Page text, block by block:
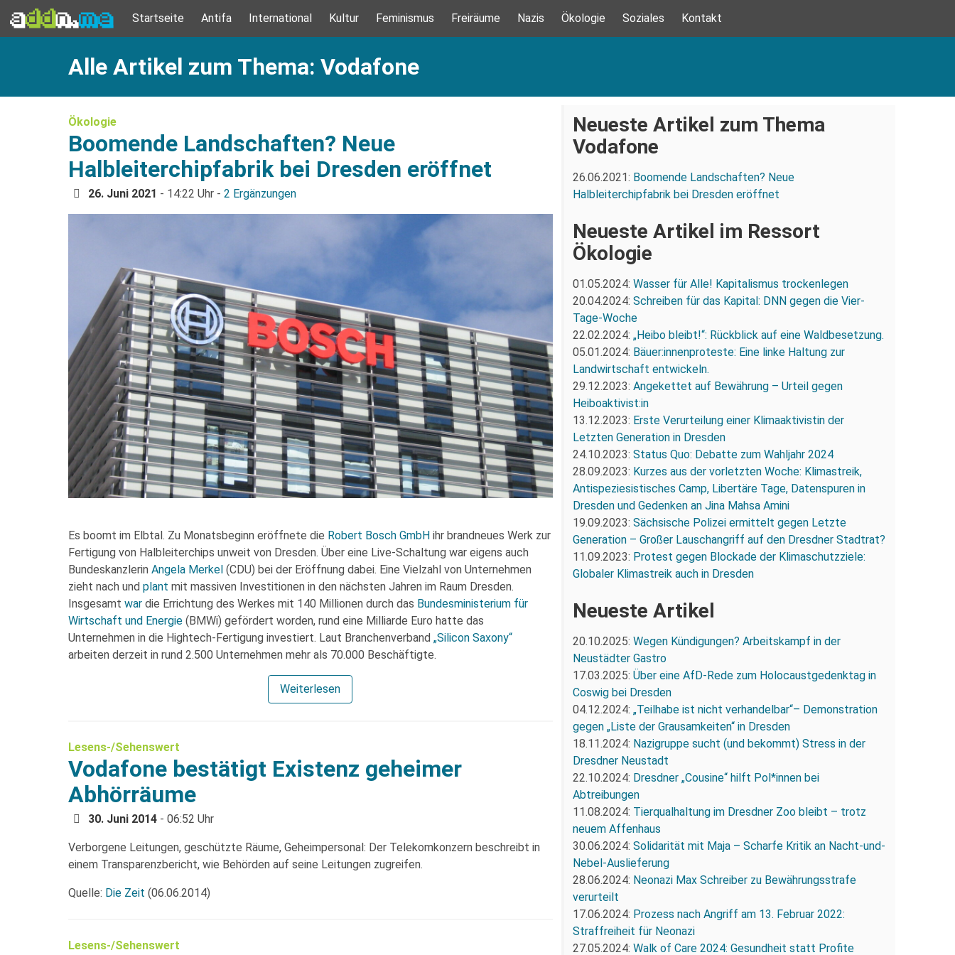
Startseite Antifa International Kultur Feminismus Freiräume Nazis Ökologie Soziales Kontakt
Alle Artikel zum Thema: Vodafone
Ökologie
Boomende Landschaften? Neue
Halbleiterchipfabrik bei Dresden eröffnet
26. Juni 2021 - 14:22 Uhr - 2 Ergänzungen
Es boomt im Elbtal. Zu Monatsbeginn eröffnete die Robert Bosch GmbH ihr brandneues Werk zur
Fertigung von Halbleiterchips unweit von Dresden. Über eine Live-Schaltung war eigens auch
Bundeskanzlerin Angela Merkel (CDU) bei der Eröffnung dabei. Eine Vielzahl von Unternehmen
zieht nach und plant mit massiven Investitionen in den nächsten Jahren im Raum Dresden.
Insgesamt war die Errichtung des Werkes mit 140 Millionen durch das Bundesministerium für
Wirtschaft und Energie (BMWi) gefördert worden, rund eine Milliarde Euro hatte das
Unternehmen in die Hightech-Fertigung investiert. Laut Branchenverband „Silicon Saxony“
arbeiten derzeit in rund 2.500 Unternehmen mehr als 70.000 Beschäftigte.
Weiterlesen
Lesens-/Sehenswert
Vodafone bestätigt Existenz geheimer
Abhörräume
30. Juni 2014 - 06:52 Uhr
Verborgene Leitungen, geschützte Räume, Geheimpersonal: Der Telekomkonzern beschreibt in
einem Transparenzbericht, wie Behörden auf seine Leitungen zugreifen.
Quelle: Die Zeit (06.06.2014)
Lesens-/Sehenswert
Neueste Artikel zum Thema
Vodafone
26.06.2021: Boomende Landschaften? Neue
Halbleiterchipfabrik bei Dresden eröffnet
Neueste Artikel im Ressort
Ökologie
01.05.2024: Wasser für Alle! Kapitalismus trockenlegen
20.04.2024: Schreiben für das Kapital: DNN gegen die Vier-
Tage-Woche
22.02.2024: „Heibo bleibt!“: Rückblick auf eine Waldbesetzung.
05.01.2024: Bäuer:innenproteste: Eine linke Haltung zur
Landwirtschaft entwickeln.
29.12.2023: Angekettet auf Bewährung – Urteil gegen
Heiboaktivist:in
13.12.2023: Erste Verurteilung einer Klimaaktivistin der
Letzten Generation in Dresden
24.10.2023: Status Quo: Debatte zum Wahljahr 2024
28.09.2023: Kurzes aus der vorletzten Woche: Klimastreik,
Antispeziesistisches Camp, Libertäre Tage, Datenspuren in
Dresden und Gedenken an Jina Mahsa Amini
19.09.2023: Sächsische Polizei ermittelt gegen Letzte
Generation – Großer Lauschangriff auf den Dresdner Stadtrat?
11.09.2023: Protest gegen Blockade der Klimaschutzziele:
Globaler Klimastreik auch in Dresden
Neueste Artikel
20.10.2025: Wegen Kündigungen? Arbeitskampf in der
Neustädter Gastro
17.03.2025: Über eine AfD-Rede zum Holocaustgedenktag in
Coswig bei Dresden
04.12.2024: „Teilhabe ist nicht verhandelbar“– Demonstration
gegen „Liste der Grausamkeiten“ in Dresden
18.11.2024: Nazigruppe sucht (und bekommt) Stress in der
Dresdner Neustadt
22.10.2024: Dresdner „Cousine“ hilft Pol*innen bei
Abtreibungen
11.08.2024: Tierqualhaltung im Dresdner Zoo bleibt – trotz
neuem Affenhaus
30.06.2024: Solidarität mit Maja – Scharfe Kritik an Nacht-und-
Nebel-Auslieferung
28.06.2024: Neonazi Max Schreiber zu Bewährungsstrafe
verurteilt
17.06.2024: Prozess nach Angriff am 13. Februar 2022:
Straffreiheit für Neonazi
27.05.2024: Walk of Care 2024: Gesundheit statt Profite